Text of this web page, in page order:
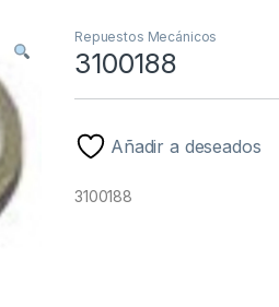
Repuestos Mecánicos
3100188
Añadir a deseados
3100188